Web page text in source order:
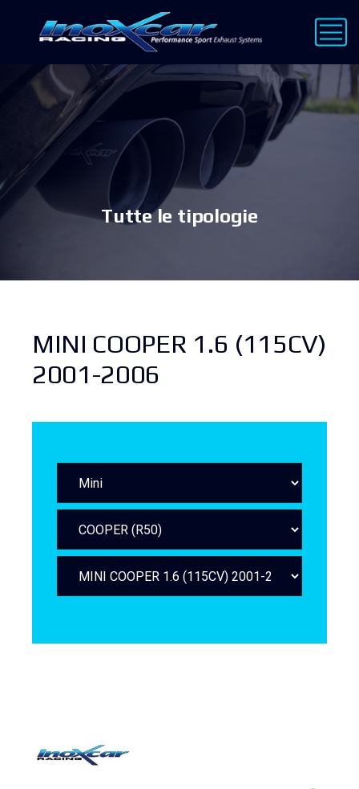
Tutte le tipologie
MINI COOPER 1.6 (115CV)
2001-2006